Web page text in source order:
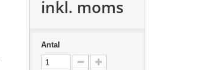
inkl. moms
Antal